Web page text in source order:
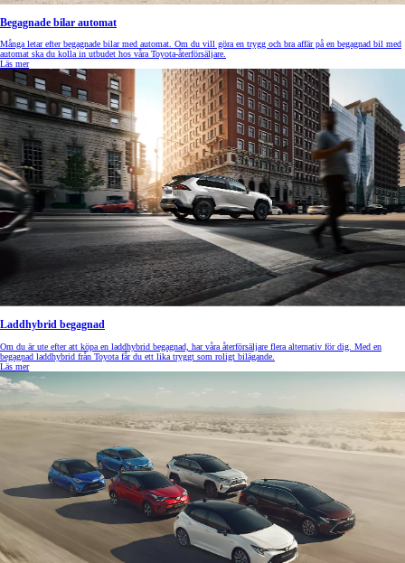
Begagnade bilar automat
Många letar efter begagnade bilar med automat. Om du vill göra en trygg och bra affär på en begagnad bil med
automat ska du kolla in utbudet hos våra Toyota-återförsäljare.
Läs mer
Laddhybrid begagnad
Om du är ute efter att köpa en laddhybrid begagnad, har våra återförsäljare flera alternativ för dig. Med en
begagnad laddhybrid från Toyota får du ett lika tryggt som roligt bilägande.
Läs mer